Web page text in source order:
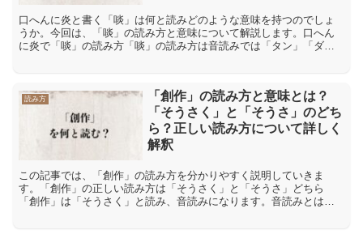
口へんに炎と書く「啖」は何と読みどのような意味を持つのでしょ
うか。今回は、「啖」の読み方と意味について解説します。口へん
に炎で「啖」の読み方「啖」の読み方は音読みでは「タン」「ダ
読み方
「創作」の読み方と意味とは？
「そうさく」と「そうさ」のどち
ら？正しい読み方について詳しく
解釈
この記事では、「創作」の読み方を分かりやすく説明していきま
す。「創作」の正しい読み方は「そうさく」と「そうさ」どちら
「創作」は「そうさく」と読み、音読みになります。音読みとは、